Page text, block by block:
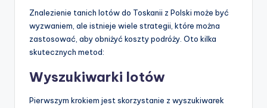
Znalezienie tanich lotów do Toskanii z Polski może być
wyzwaniem, ale istnieje wiele strategii, które można
zastosować, aby obniżyć koszty podróży. Oto kilka
skutecznych metod:
Wyszukiwarki lotów
Pierwszym krokiem jest skorzystanie z wyszukiwarek